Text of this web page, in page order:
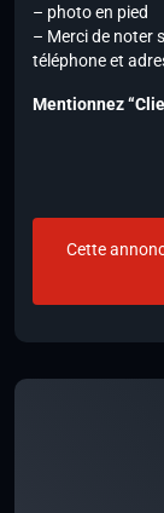
– photo en pied
– Merci de noter
téléphone et
Mentionnez
Cette